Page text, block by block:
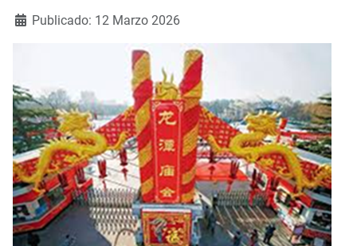
Detalles
Publicado: 12 Marzo 2026